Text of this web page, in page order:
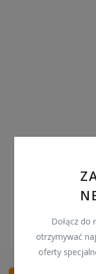
Polski
Dołącz do
otrzymywać
oferty